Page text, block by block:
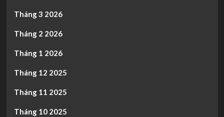
Tháng 3 2026
Tháng 2 2026
Tháng 1 2026
Tháng 12 2025
Tháng 11 2025
Tháng 10 2025